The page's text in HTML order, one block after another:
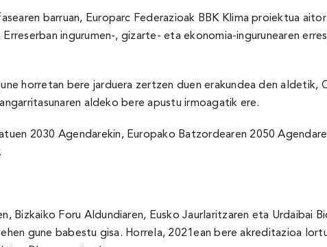
barruan, Europarc Federazioak BBK Klima proiektua
ingurumen-, gizarte- eta ekonomia-ingurunearen
horretan bere jarduera zertzen duen erakundea den aldetik,
aldeko bere apustu irmoagatik ere.
2030 Agendarekin, Europako Batzordearen 2050
Bizkaiko Foru Aldundiaren, Eusko Jaurlaritzaren eta Urdaibai
gune babestu gisa. Horrela, 2021ean bere akreditazioa